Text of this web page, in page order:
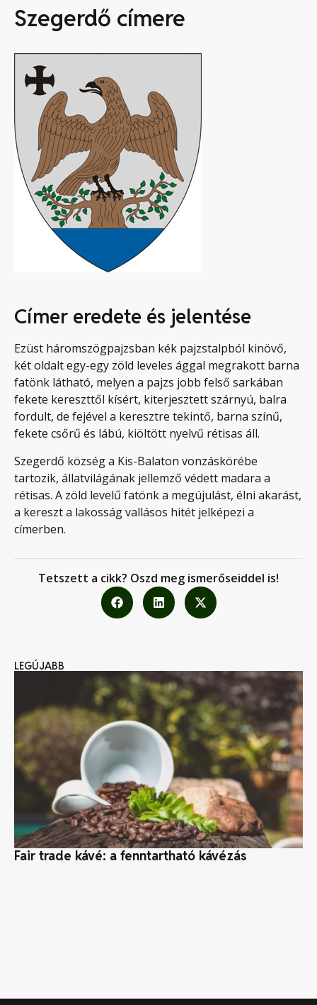
Szegerdő címere
Címer eredete és jelentése
Ezüst háromszögpajzsban kék pajzstalpból kinövő,
két oldalt egy-egy zöld leveles ággal megrakott barna
fatönk látható, melyen a pajzs jobb felső sarkában
fekete kereszttől kísért, kiterjesztett szárnyú, balra
fordult, de fejével a keresztre tekintő, barna színű,
fekete csőrű és lábú, kiöltött nyelvű rétisas áll.
Szegerdő község a Kis-Balaton vonzáskörébe
tartozik, állatvilágának jellemző védett madara a
rétisas. A zöld levelű fatönk a megújulást, élni akarást,
a kereszt a lakosság vallásos hitét jelképezi a
címerben.
Tetszett a cikk? Oszd meg ismerőseiddel is!
LEGÚJABB
Fair trade kávé: a fenntartható kávézás